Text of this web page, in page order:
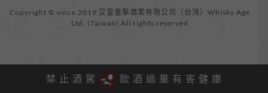
禁 止 酒 駕 飲 酒 過 量 有 害 健 康
Copyright © since 2019 艾雷重擊酒業有限公司（台灣）Whisky Age
Ltd. (Taiwan) All rights reserved